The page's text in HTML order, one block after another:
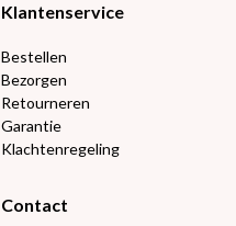
Klantenservice
Bestellen
Bezorgen
Retourneren
Garantie
Klachtenregeling
Contact